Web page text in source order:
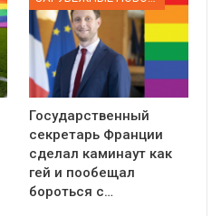
Государственный
секретарь Франции
сделал каминаут как
гей и пообещал
бороться с…